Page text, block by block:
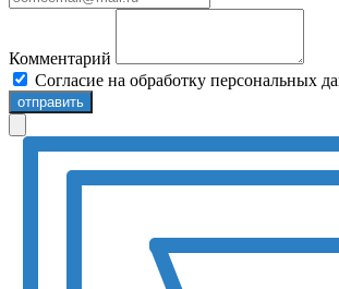
Комментарий
Согласие на обработку персональных
отправить